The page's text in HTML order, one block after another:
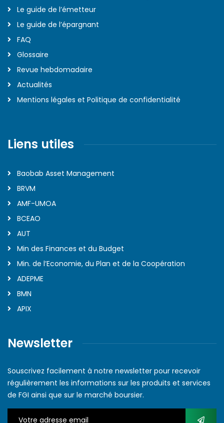
Le guide de l’émetteur
Le guide de l’épargnant
FAQ
Glossaire
Revue hebdomadaire
Actualités
Mentions légales et Politique de confidentialité
Liens utiles
Baobab Asset Management
BRVM
AMF-UMOA
BCEAO
AUT
Min des Finances et du Budget
Min. de l’Economie, du Plan et de la Coopération
ADEPME
BMN
APIX
Newsletter
Souscrivez facilement à notre newsletter pour recevoir
régulièrement les informations sur les produits et services
de FGI ainsi que sur le marché boursier.